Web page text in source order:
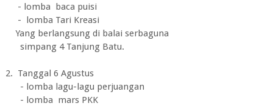
- lomba baca puisi
- lomba Tari Kreasi
Yang berlangsung di balai serbaguna
simpang 4 Tanjung Batu.
2. Tanggal 6 Agustus
- lomba lagu-lagu perjuangan
- lomba mars PKK